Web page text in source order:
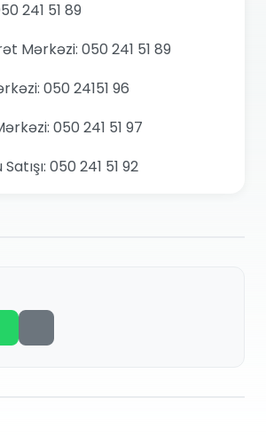
241 51 89
Mərkəzi: 050 241 51 89
050 24151 96
050 241 51 97
050 241 51 92